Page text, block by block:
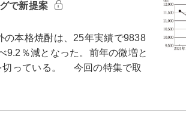
で新提案
本格焼酎は、25年実績で9838
9.2％減となった。前年の微増と
切っている。 今回の特集で取